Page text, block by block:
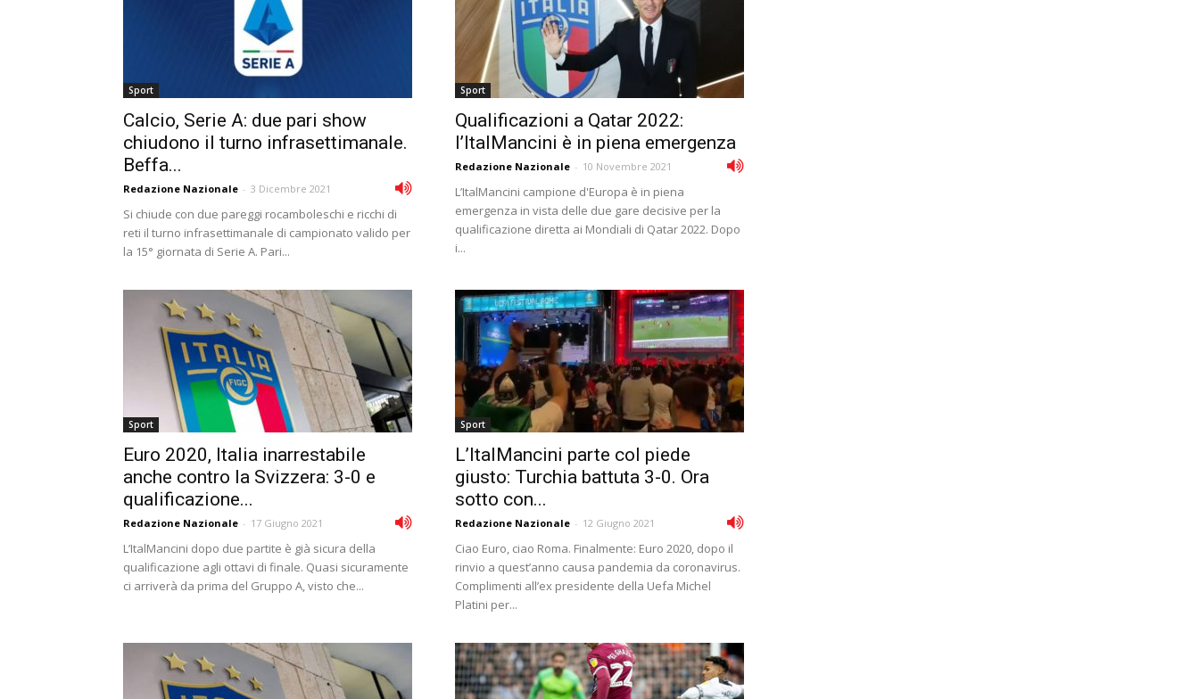
Sport
Calcio, Serie A: due pari show
chiudono il turno infrasettimanale.
Beffa...
Redazione Nazionale - 3 Dicembre 2021
Si chiude con due pareggi rocamboleschi e ricchi di
reti il turno infrasettimanale di campionato valido per
la 15° giornata di Serie A. Pari...
Sport
Qualificazioni a Qatar 2022:
l’ItalMancini è in piena emergenza
Redazione Nazionale - 10 Novembre 2021
L’ItalMancini campione d'Europa è in piena
emergenza in vista delle due gare decisive per la
qualificazione diretta ai Mondiali di Qatar 2022. Dopo
i...
Sport
Euro 2020, Italia inarrestabile
anche contro la Svizzera: 3-0 e
qualificazione...
Redazione Nazionale - 17 Giugno 2021
L’ItalMancini dopo due partite è già sicura della
qualificazione agli ottavi di finale. Quasi sicuramente
ci arriverà da prima del Gruppo A, visto che...
Sport
L’ItalMancini parte col piede
giusto: Turchia battuta 3-0. Ora
sotto con...
Redazione Nazionale - 12 Giugno 2021
Ciao Euro, ciao Roma. Finalmente: Euro 2020, dopo il
rinvio a quest’anno causa pandemia da coronavirus.
Complimenti all’ex presidente della Uefa Michel
Platini per...